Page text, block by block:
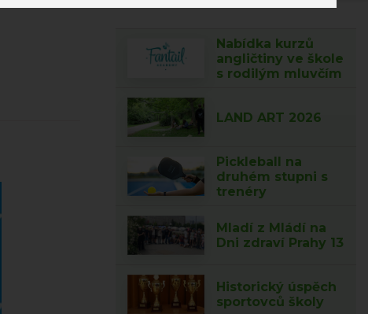
Nabídka kurzů
angličtiny ve škole
s rodilým mluvčím
LAND ART 2026
Pickleball na
druhém stupni s
trenéry
Mladí z Mládí na
Dni zdraví Prahy 13
Historický úspěch
sportovců školy